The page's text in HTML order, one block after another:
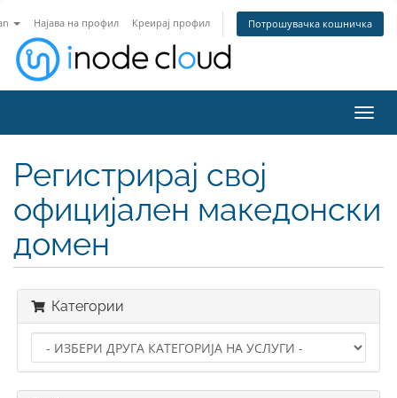
Најава на профил Креирај профил Потрошувачка кошничка
ја
Регистрирај свој
официјален македонски
домен
Категории